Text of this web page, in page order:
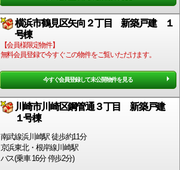
横浜市鶴見区矢向２丁目 新築戸建 １
号棟
【会員様限定物件】
無料会員登録で今すぐこの物件をご覧いただけます。
今すぐ会員登録して未公開物件を見る
川崎市川崎区鋼管通３丁目 新築戸建
１号棟
南武線浜川崎駅 徒歩約11分
京浜東北・根岸線川崎駅
バス(乗車 16分 停歩2分)